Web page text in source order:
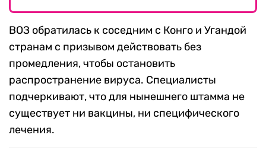
ВОЗ обратилась к соседним с Конго и Угандой
странам с призывом действовать без
промедления, чтобы остановить
распространение вируса. Специалисты
подчеркивают, что для нынешнего штамма не
существует ни вакцины, ни специфического
лечения.